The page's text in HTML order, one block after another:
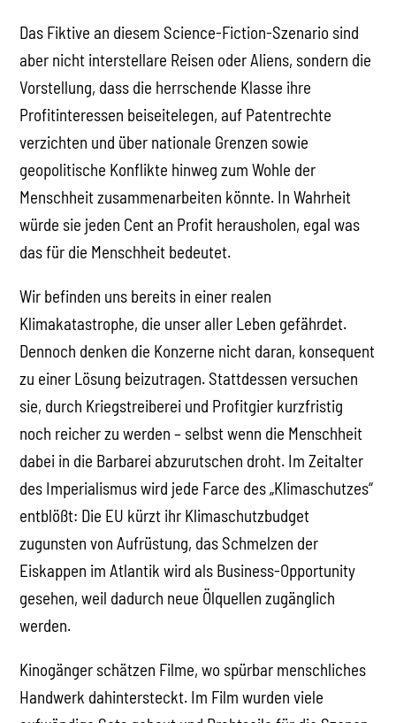
Das Fiktive an diesem Science-Fiction-Szenario sind
aber nicht interstellare Reisen oder Aliens, sondern die
Vorstellung, dass die herrschende Klasse ihre
Profitinteressen beiseitelegen, auf Patentrechte
verzichten und über nationale Grenzen sowie
geopolitische Konflikte hinweg zum Wohle der
Menschheit zusammenarbeiten könnte. In Wahrheit
würde sie jeden Cent an Profit herausholen, egal was
das für die Menschheit bedeutet.
Wir befinden uns bereits in einer realen
Klimakatastrophe, die unser aller Leben gefährdet.
Dennoch denken die Konzerne nicht daran, konsequent
zu einer Lösung beizutragen. Stattdessen versuchen
sie, durch Kriegstreiberei und Profitgier kurzfristig
noch reicher zu werden – selbst wenn die Menschheit
dabei in die Barbarei abzurutschen droht. Im Zeitalter
des Imperialismus wird jede Farce des „Klimaschutzes“
entblößt: Die EU kürzt ihr Klimaschutzbudget
zugunsten von Aufrüstung, das Schmelzen der
Eiskappen im Atlantik wird als Business-Opportunity
gesehen, weil dadurch neue Ölquellen zugänglich
werden.
Kinogänger schätzen Filme, wo spürbar menschliches
Handwerk dahintersteckt. Im Film wurden viele